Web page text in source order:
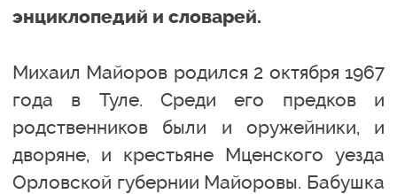
энциклопедий и словарей.
Михаил Майоров родился 2 октября 1967
года в Туле. Среди его предков и
родственников были и оружейники, и
дворяне, и крестьяне Мценского уезда
Орловской губернии Майоровы. Бабушка